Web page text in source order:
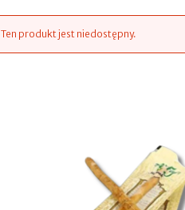
Ten produkt jest niedostępny.